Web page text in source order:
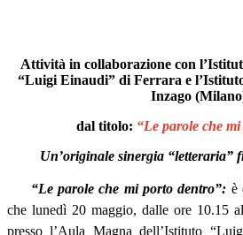
Attività in collaborazione con
“Luigi Einaudi” di Ferrara e
Inzago
dal titolo: “Le parole che
Un’originale sinergia “letteraria”
“Le parole che mi porto dentro”: è
che lunedì 20 maggio, dalle ore 10.15
presso l’Aula Magna dell’Istituto